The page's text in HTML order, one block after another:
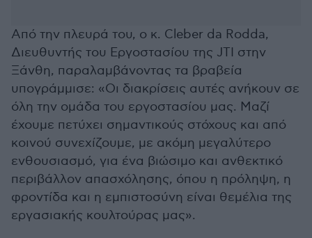
Από την πλευρά του, ο κ. Cleber da Rodda,
Διευθυντής του Εργοστασίου της JTI στην
Ξάνθη, παραλαμβάνοντας τα βραβεία
υπογράμμισε: «Οι διακρίσεις αυτές ανήκουν σε
όλη την ομάδα του εργοστασίου μας. Μαζί
έχουμε πετύχει σημαντικούς στόχους και από
κοινού συνεχίζουμε, με ακόμη μεγαλύτερο
ενθουσιασμό, για ένα βιώσιμο και ανθεκτικό
περιβάλλον απασχόλησης, όπου η πρόληψη, η
φροντίδα και η εμπιστοσύνη είναι θεμέλια της
εργασιακής κουλτούρας μας».